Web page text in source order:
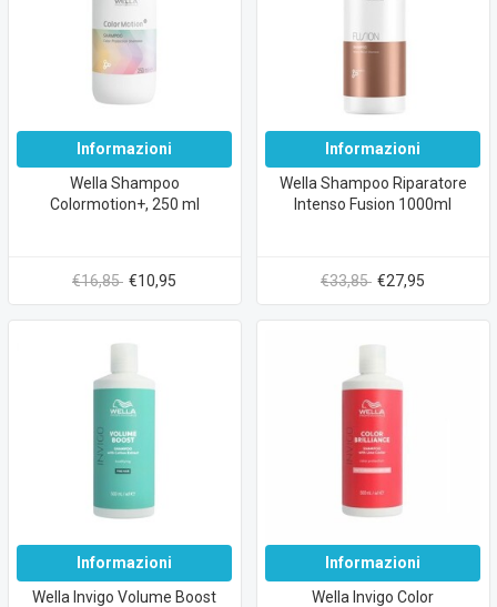
Informazioni
Wella Shampoo
Colormotion+, 250 ml
€16,85 €10,95
Informazioni
Wella Shampoo Riparatore
Intenso Fusion 1000ml
€33,85 €27,95
Informazioni
Wella Invigo Volume Boost
Informazioni
Wella Invigo Color